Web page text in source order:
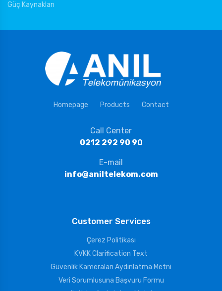
Güç Kaynakları
Homepage Products Contact
Call Center
0212 292 90 90
E-mail
info@aniltelekom.com
Customer Services
Çerez Politikası
KVKK Clarification Text
Güvenlik Kameraları Aydınlatma Metni
Veri Sorumlusuna Başvuru Formu